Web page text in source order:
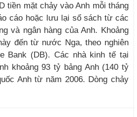
tiền mặt chảy vào Anh mỗi tháng
cáo hoặc lưu lại sổ sách từ các
và ngân hàng của Anh. Khoảng
đến từ nước Nga, theo nghiên
Bank (DB). Các nhà kinh tế tại
khoảng 93 tỷ bảng Anh (140 tỷ
Anh từ năm 2006. Dòng chảy